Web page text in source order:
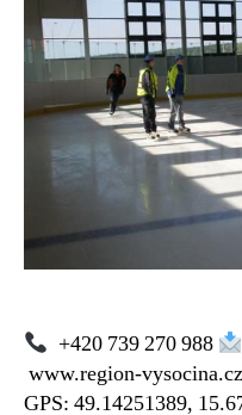
+420 739 270 988
www.region-
GPS: 49.14251389,